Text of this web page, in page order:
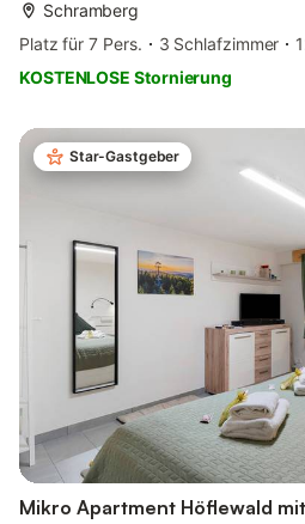
Schramberg
Platz für 7 Pers.
3 Schlafzimmer
KOSTENLOSE Stornierung
Star-Gastgeber
Mikro Apartment Höflewald